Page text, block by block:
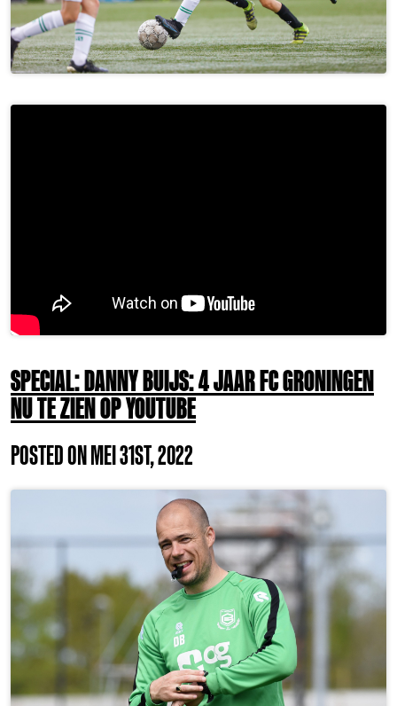
SPECIAL: DANNY BUIJS: 4 JAAR FC GRONINGEN
NU TE ZIEN OP YOUTUBE
POSTED ON MEI 31ST, 2022